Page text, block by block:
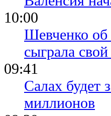
10:00
Шевченко об
сыграла
09:41
Салах будет
миллионов